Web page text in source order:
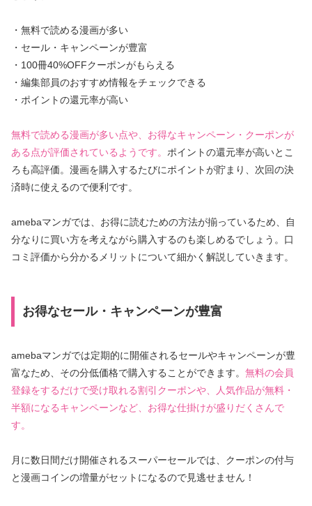
・無料で読める漫画が多い
・セール・キャンペーンが豊富
・100冊40%OFFクーポンがもらえる
・編集部員のおすすめ情報をチェックできる
・ポイントの還元率が高い
無料で読める漫画が多い点や、お得なキャンペーン・クーポンが
ある点が評価されているようです。 ポイントの還元率が高いとこ
ろも高評価。漫画を購入するたびにポイントが貯まり、次回の決
済時に使えるので便利です。
amebaマンガでは、お得に読むための方法が揃っているため、自
分なりに買い方を考えながら購入するのも楽しめるでしょう。口
コミ評価から分かるメリットについて細かく解説していきます。
お得なセール・キャンペーンが豊富
amebaマンガでは定期的に開催されるセールやキャンペーンが豊
富なため、その分低価格で購入することができます。 無料の会員
登録をするだけで受け取れる割引クーポンや、人気作品が無料・
半額になるキャンペーンなど、お得な仕掛けが盛りだくさんで
す。
月に数日間だけ開催されるスーパーセールでは、クーポンの付与
と漫画コインの増量がセットになるので見逃せません！